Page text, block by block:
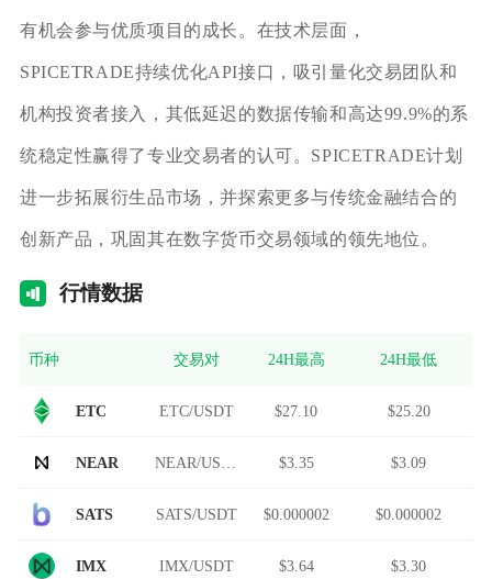
有机会参与优质项目的成长。在技术层面，
SPICETRADE持续优化API接口，吸引量化交易团队和
机构投资者接入，其低延迟的数据传输和高达99.9%的系
统稳定性赢得了专业交易者的认可。SPICETRADE计划
进一步拓展衍生品市场，并探索更多与传统金融结合的
创新产品，巩固其在数字货币交易领域的领先地位。
行情数据
币种 交易对 24H最高 24H最低
ETC ETC/USDT $27.10 $25.20
NEAR $3.35 $3.09
SATS SATS/USDT $0.000002 $0.000002
IMX IMX/USDT $3.64 $3.30